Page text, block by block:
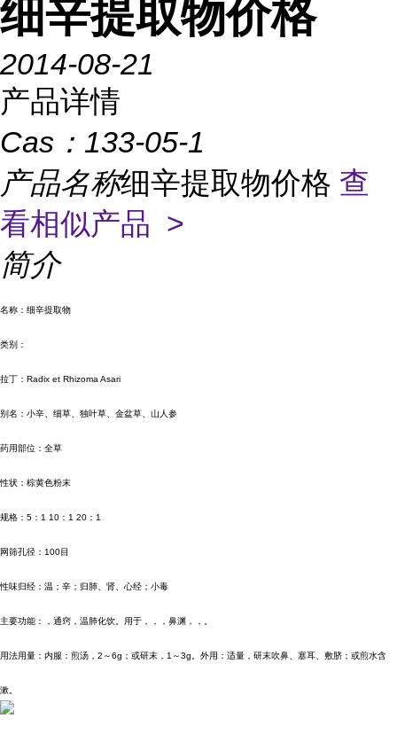
细辛提取物价格
2014-08-21
产品详情
Cas： 133-05-1
产品名称细辛提取物价格 查
看相似产品 >
简介
名称：细辛提取物
类别：
拉丁： Radix et Rhizoma Asari
别名：小辛、细草、独叶草、金盆草、山人参
药用部位：全草
性状：棕黄色粉末
规格： 5 ： 1 10 ： 1 20 ： 1
网筛孔径： 100目
性味归经：温；辛；归肺、肾、心经；小毒
主要功能：，通窍，温肺化饮。用于，，，鼻渊，，。
用法用量：内服：煎汤， 2 ～6g ；或研末， 1 ～3g 。外用：适量，研末吹鼻、塞耳、敷脐；或煎水含
漱。